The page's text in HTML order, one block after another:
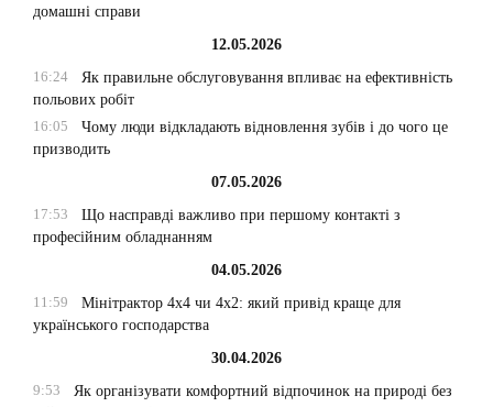
домашні справи
12.05.2026
16:24
Як правильне обслуговування впливає на ефективність
польових робіт
16:05
Чому люди відкладають відновлення зубів і до чого це
призводить
07.05.2026
17:53
Що насправді важливо при першому контакті з
професійним обладнанням
04.05.2026
11:59
Мінітрактор 4х4 чи 4х2: який привід краще для
українського господарства
30.04.2026
9:53
Як організувати комфортний відпочинок на природі без